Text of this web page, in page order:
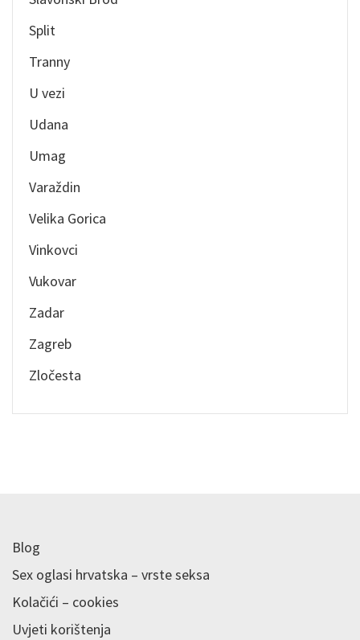
Split
Tranny
U vezi
Udana
Umag
Varaždin
Velika Gorica
Vinkovci
Vukovar
Zadar
Zagreb
Zločesta
Blog
Sex oglasi hrvatska – vrste seksa
Kolačići – cookies
Uvjeti korištenja